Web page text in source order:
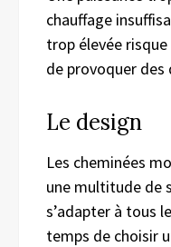
chauffage
trop élevée
de provoquer des
Le design
Les cheminées
une multitude de
s’adapter à tous
temps de choisir